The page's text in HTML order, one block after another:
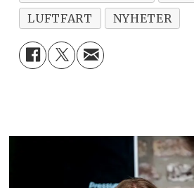
LUFTFART
NYHETER